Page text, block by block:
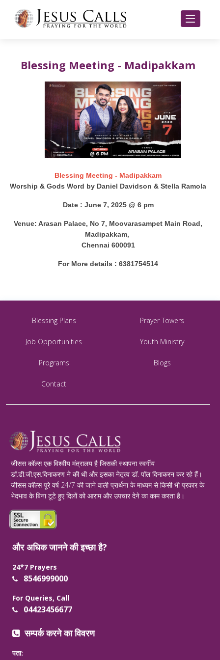
Blessing Meeting - Madipakkam
Blessing Meeting - Madipakkam
Worship & Gods Word by Daniel Davidson & Stella Ramola
Date : June 7, 2025 @ 6 pm
Venue: Arasan Palace, No 7, Moovarasampet Main Road,
Madipakkam,
Chennai 600091
For More details : 6381754514
Blessing Plans Prayer Towers
Job Opportunities Youth Ministry
Programs Blogs
Contact
जीसस कॉल्स एक विश्वीय मंत्रालय है जिसकी स्थापना स्वर्गीय
डॉ.डी.जी.एस.दिनाकरण ने की थी और इसका नेतृत्व डॉ. पॉल दिनाकरन कर रहे हैं।
जीसस कॉल्स पूरे वर्ष 24/7 की जाने वाली प्रार्थना के माध्यम से किसी भी प्रकार के
भेदभाव के बिना टूटे हुए दिलों को आराम और उपचार देने का काम करता है।
और अधिक जानने की इच्छा है?
24*7 Prayers
8546999000
For Queries, Call
04423456677
सम्पर्क करने का विवरण
पता: